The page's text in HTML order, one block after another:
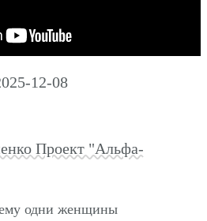
12-08
Проект "Альфа-
одни женщины